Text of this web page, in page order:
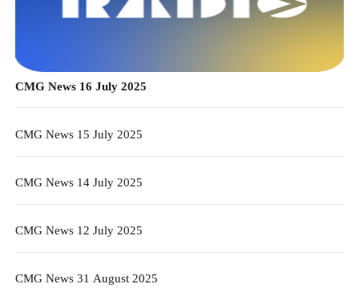
CMG News 16 July 2025
CMG News 15 July 2025
CMG News 14 July 2025
CMG News 12 July 2025
CMG News 31 August 2025